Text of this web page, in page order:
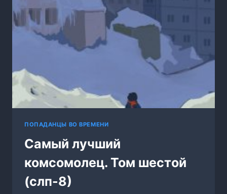
ПОПАДАНЦЫ ВО ВРЕМЕНИ
Самый лучший
комсомолец. Том шестой
(слп-8)